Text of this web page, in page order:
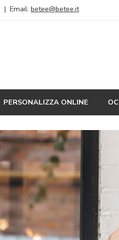
| Email: betee@betee.it
PERSONALIZZA ONLINE